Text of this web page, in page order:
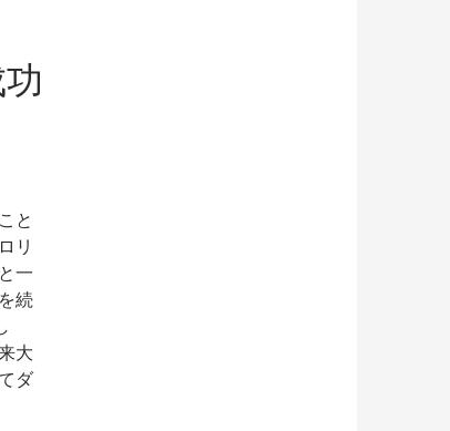
と
リ
一
続
大
ダ